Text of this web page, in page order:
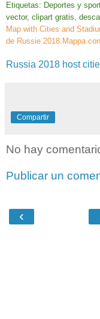
Etiquetas: Deportes y
vector, clipart gratis,
Map with Cities and
de Russie 2018. Mappa
Russia 2018 host
Compartir
No hay
Publicar un
‹